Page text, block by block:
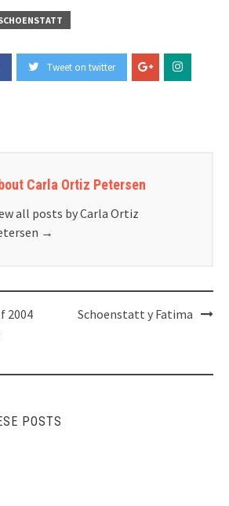
Tweet on twitter
Carla Ortiz Petersen
all posts by Carla Ortiz
→
2004
Schoenstatt y Fatima
POSTS